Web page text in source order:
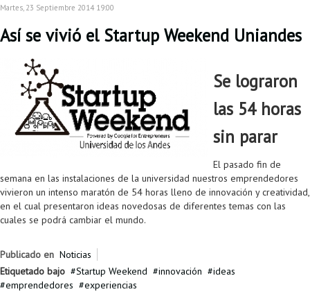
Martes, 23 Septiembre 2014 19:00
Así se vivió el Startup Weekend Uniandes
Se lograron
las 54 horas
sin parar
El pasado fin de
semana en las instalaciones de la universidad nuestros emprendedores
vivieron un intenso maratón de 54 horas lleno de innovación y creatividad,
en el cual presentaron ideas novedosas de diferentes temas con las
cuales se podrá cambiar el mundo.
Publicado en Noticias
Etiquetado bajo
Startup Weekend innovación
ideas
emprendedores
experiencias
Proyecto de grado
Reingreso
Reintegro
Retiro voluntario
Transferencia
Grado